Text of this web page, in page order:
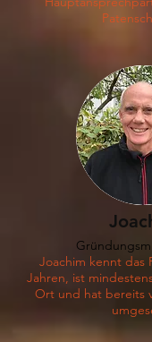
Joachim kennt das
Jahren, ist
Ort und hat bereits